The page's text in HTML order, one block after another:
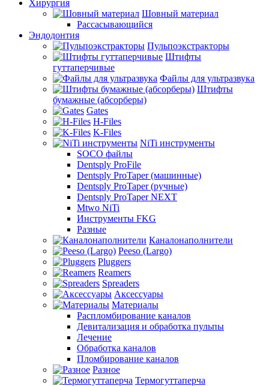
Хирургия
Шовный материал
Рассасывающийся
Эндодонтия
Пульпоэкстракторы
Штифты
гуттаперчивые
Файлы для ультразвука
Штифты
бумажные (абсорберы)
Gates
H-Files
K-Files
NiTi инструменты
SOCO файлы
Dentsply ProFile
Dentsply ProTaper (машинные)
Dentsply ProTaper (ручные)
Dentsply ProTaper NEXT
Mtwo NiTi
Инструменты FKG
Разные
Каналонаполнители
Peeso (Largo)
Pluggers
Reamers
Spreaders
Аксессуары
Материалы
Распломбирование каналов
Девитализация и обработка пульпы
Лечение
Обработка каналов
Пломбирование каналов
Разное
Термогуттаперча